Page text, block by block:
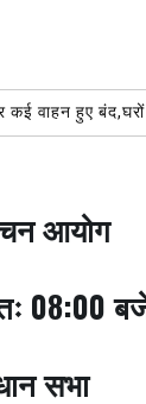
वाहन हुए बंद,घरों
AUGUST 6,
14 अगस्त को
आयोग
08:00
सभा